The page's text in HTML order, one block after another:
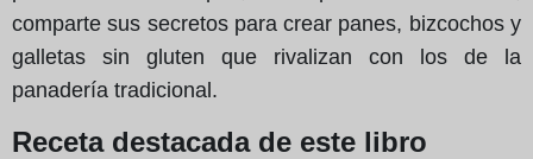
comparte sus secretos para crear panes, bizcochos y
galletas sin gluten que rivalizan con los de la
panadería tradicional.
Receta destacada de este libro